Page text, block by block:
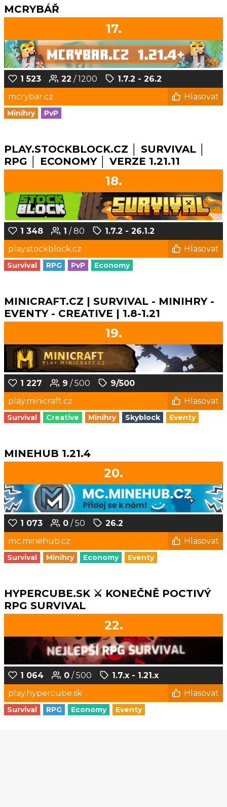
MCRYBÁŘ
17.
1 523 22 / 1200
1.7.2 - 26.2
mcrybar.cz
Hlasovat
Minihry PvP
PLAY.STOCKBLOCK.CZ │ SURVIVAL │
RPG │ ECONOMY │ VERZE 1.21.11
18.
1 348 1 / 80
1.7.2 - 26.1.2
play.stockblock.cz
Hlasovat
Survival RPG PvP Economy
MINICRAFT.CZ | SURVIVAL - MINIHRY -
EVENTY - CREATIVE | 1.8-1.21
19.
1 227 9 / 500
9/500
play.minicraft.cz
Hlasovat
Survival Creative Minihry Skyblock Eventy
MINEHUB 1.21.4
20.
1 073 0 / 50
26.2
mc.minehub.cz
Hlasovat
Survival Minihry Economy Eventy
HYPERCUBE.SK ⚔️ KONEČNĚ POCTIVÝ
RPG SURVIVAL
22.
1 064 0 / 500
1.7.x - 1.21.x
play.hypercube.sk
Hlasovat
Survival RPG Economy Eventy